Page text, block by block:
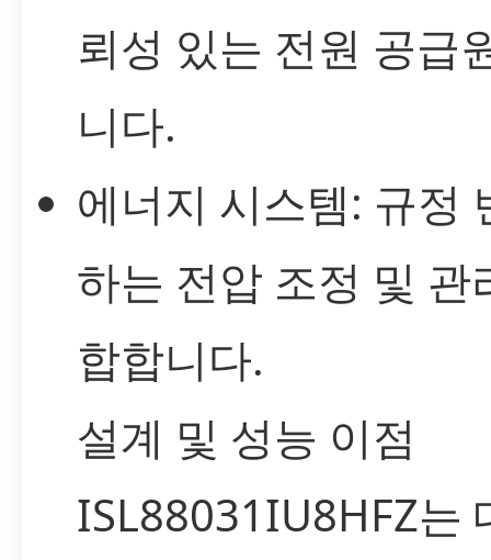
뢰성 있는 전원 공급
니다.
에너지 시스템: 규정
하는 전압 조정 및 관
합합니다.
설계 및 성능 이점
ISL88031IU8HFZ는